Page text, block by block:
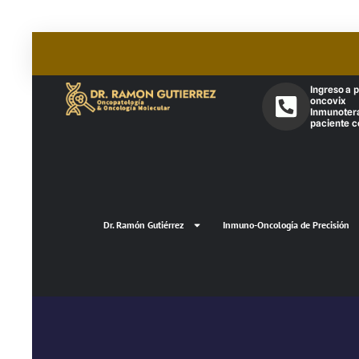
Ingreso a
oncovix
paciente
Dr. Ramón Gutiérrez Inmuno-Oncología de Precisión